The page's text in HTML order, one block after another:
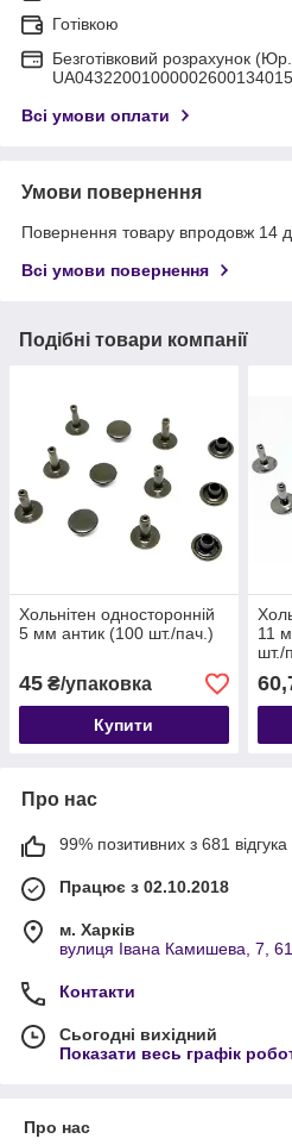
Готівкою
Безготівковий розрахунок
Всі умови оплати
Умови повернення
Повернення товару впродовж 14
Всі умови повернення
Подібні товари компанії
Хольнітен односторонній
5 мм антик (100 шт./пач.)
45 ₴/упаковка
Купити
11
шт./
Про нас
99% позитивних з 681 відгука
Працює з 02.10.2018
м. Харків
вулиця Івана Камишева, 7,
Контакти
Сьогодні вихідний
Показати весь графік
Про нас